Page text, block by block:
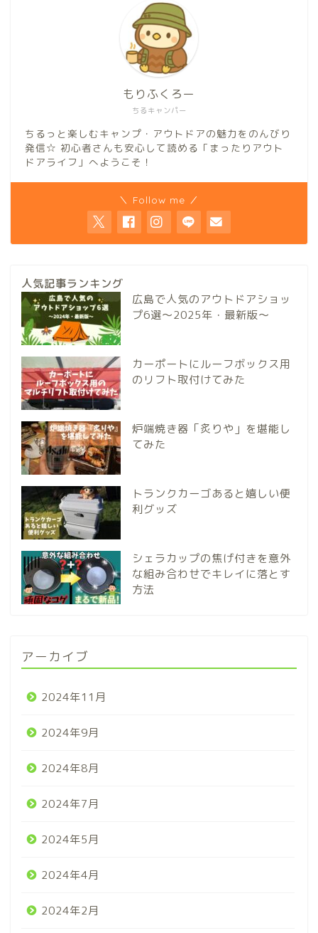
ちるキャンパー
もりふくろー
ちるっと楽しむキャンプ・アウトドアの魅力をのんびり
発信☆ 初心者さんも安心して読める「まったりアウト
ドアライフ」へようこそ！
＼ Follow me ／
人気記事ランキング
広島で人気のアウトドアショッ
プ6選～2025年・最新版～
カーポートにルーフボックス用
のリフト取付けてみた
炉端焼き器「炙りや」を堪能し
てみた
トランクカーゴあると嬉しい便
利グッズ
シェラカップの焦げ付きを意外
な組み合わせでキレイに落とす
方法
アーカイブ
2024年11月
2024年9月
2024年8月
2024年7月
2024年5月
2024年4月
2024年2月